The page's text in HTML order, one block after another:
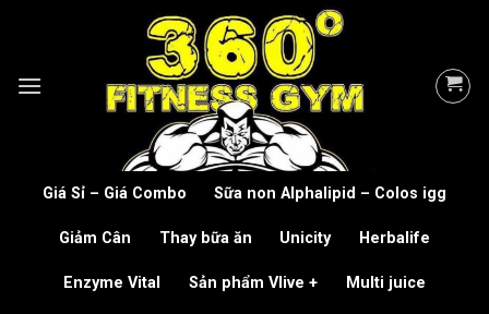
Giá Sỉ – Giá Combo Sữa non Alphalipid – Colos igg
Giảm Cân Thay bữa ăn Unicity Herbalife
Enzyme Vital Sản phẩm Vlive + Multi juice